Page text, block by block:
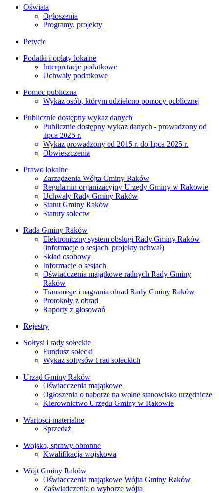
Oświata
Ogłoszenia
Programy, projekty
Petycje
Podatki i opłaty lokalne
Interpretacje podatkowe
Uchwały podatkowe
Pomoc publiczna
Wykaz osób, którym udzielono pomocy publicznej
Publicznie dostępny wykaz danych
Publicznie dostępny wykaz danych - prowadzony od
lipca 2025 r.
Wykaz prowadzony od 2015 r. do lipca 2025 r.
Obwieszczenia
Prawo lokalne
Zarządzenia Wójta Gminy Raków
Regulamin organizacyjny Urzędy Gminy w Rakowie
Uchwały Rady Gminy Raków
Statut Gminy Raków
Statuty sołectw
Rada Gminy Raków
Elektroniczny system obsługi Rady Gminy Raków
(informacje o sesjach, projekty uchwał)
Skład osobowy
Informacje o sesjach
Oświadczenia majątkowe radnych Rady Gminy
Raków
Transmisje i nagrania obrad Rady Gminy Raków
Protokoły z obrad
Raporty z głosowań
Rejestry
Sołtysi i rady sołeckie
Fundusz sołecki
Wykaz sołtysów i rad sołeckich
Urząd Gminy Raków
Oświadczenia majątkowe
Ogłoszenia o naborze na wolne stanowisko urzędnicze
Kierownictwo Urzędu Gminy w Rakowie
Wartości materialne
Sprzedaż
Wojsko, sprawy obronne
Kwalifikacja wojskowa
Wójt Gminy Raków
Oświadczenia majątkowe Wójta Gminy Raków
Zaświadczenia o wyborze wójta